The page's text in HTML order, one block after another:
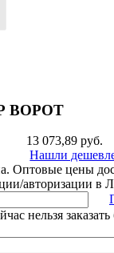
ВОРОТ
13 073,89руб.
Нашли
Оптовые цены
авторизации в
нельзя